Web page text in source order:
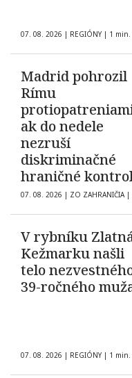
07. 08. 2026 | REGIÓNY | 1
Madrid pohrozil
Rímu
ak do nedele
nezruší
diskriminačné
hraničné
španielskych
občanov
07. 08. 2026 | ZO ZAHRANIČIA |
V rybníku
Kežmarku našli
telo
39-ročného
07. 08. 2026 | REGIÓNY | 1